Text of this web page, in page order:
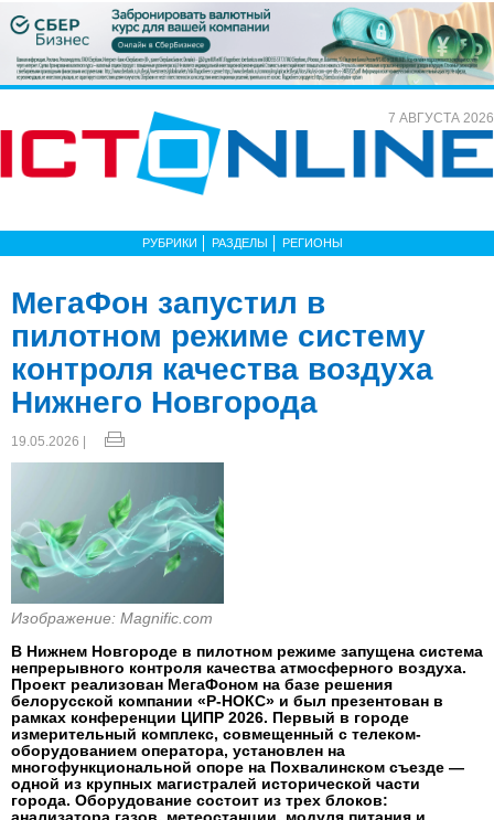
7 АВГУСТА 2026
РУБРИКИ РАЗДЕЛЫ РЕГИОНЫ
МегаФон запустил в
пилотном режиме систему
контроля качества воздуха
Нижнего Новгорода
19.05.2026 |
Изображение: Magnific.com
В Нижнем Новгороде в пилотном режиме запущена система
непрерывного контроля качества атмосферного воздуха.
Проект реализован МегаФоном на базе решения
белорусской компании «Р-НОКС» и был презентован в
рамках конференции ЦИПР 2026. Первый в городе
измерительный комплекс, совмещенный с телеком-
оборудованием оператора, установлен на
многофункциональной опоре на Похвалинском съезде —
одной из крупных магистралей исторической части
города. Оборудование состоит из трех блоков: